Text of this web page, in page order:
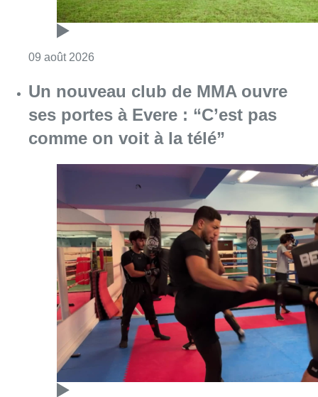
08 août 2026Consulter l'article "Un nouveau club de
Au Moeraske, Bart Hanssens
recense des insectes de plus en
plus rares